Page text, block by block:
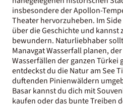
insbesondere der Apollon-
Theater hervorzuheben. Im
über die Geschichte und kannst
bewundern. Naturliebhaber
Manavgat Wasserfall planen,
Wasserfällen der ganzen Türkei
entdeckst du die Natur am See
duftenden Pinienwäldern
Basar kannst du dich mit
kaufen oder das bunte Treiben